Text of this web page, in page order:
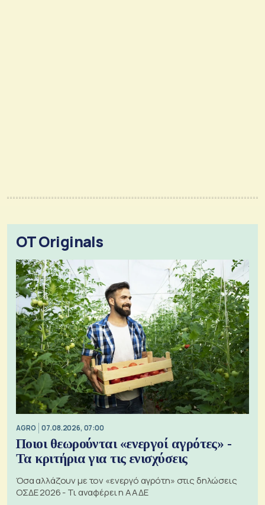
OT Originals
AGRO 07.08.2026, 07:00
Ποιοι θεωρούνται «ενεργοί αγρότες» -
Τα κριτήρια για τις ενισχύσεις
Όσα αλλάζουν με τον «ενεργό αγρότη» στις δηλώσεις
ΟΣΔΕ 2026 - Τι αναφέρει η ΑΑΔΕ